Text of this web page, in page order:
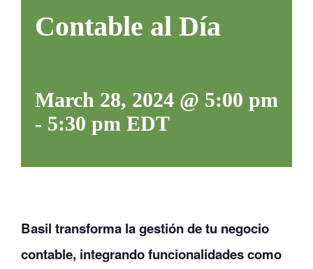
Contable al Día
March 28, 2024 @ 5:00 pm
- 5:30 pm EDT
Basil transforma la gestión de tu negocio
contable, integrando funcionalidades como